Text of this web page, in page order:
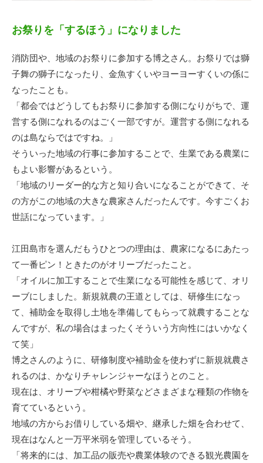
お祭りを「するほう」になりました
消防団や、地域のお祭りに参加する博之さん。お祭りでは獅
子舞の獅子になったり、金魚すくいやヨーヨーすくいの係に
なったことも。
「都会ではどうしてもお祭りに参加する側になりがちで、運
営する側になれるのはごく一部ですが。運営する側になれる
のは島ならではですね。」
そういった地域の行事に参加することで、生業である農業に
もよい影響があるという。
「地域のリーダー的な方と知り合いになることができて、そ
の方がこの地域の大きな農家さんだったんです。今すごくお
世話になっています。」
江田島市を選んだもうひとつの理由は、農家になるにあたっ
て一番ピン！ときたのがオリーブだったこと。
「オイルに加工することで生業になる可能性を感じて、オリ
ーブにしました。新規就農の王道としては、研修生になっ
て、補助金を取得し土地を準備してもらって就農することな
んですが、私の場合はまったくそういう方向性にはいかなく
て笑」
博之さんのように、研修制度や補助金を使わずに新規就農さ
れるのは、かなりチャレンジャーなほうとのこと。
現在は、オリーブや柑橘や野菜などさまざまな種類の作物を
育てているという。
地域の方からお借りしている畑や、継承した畑を合わせて、
現在はなんと一万平米弱を管理しているそう。
「将来的には、加工品の販売や農業体験のできる観光農園を